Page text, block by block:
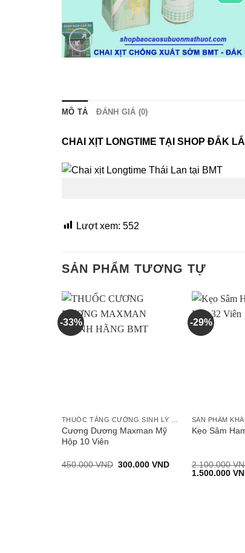
MÔ TẢ ĐÁNH GIÁ (0)
CHAI XỊT LONGTIME TẠI SHOP ĐẮK
Lượt xem: 552
SẢN PHẨM TƯƠNG TỰ
-33%
Cương Dương Maxman Mỹ
Hộp 10 Viên
450.000VND Giá
300.000VNDGiá
-29%
SẢN PHẨM
Kẹo Sâm
2.100.000
Giá
1.500.000